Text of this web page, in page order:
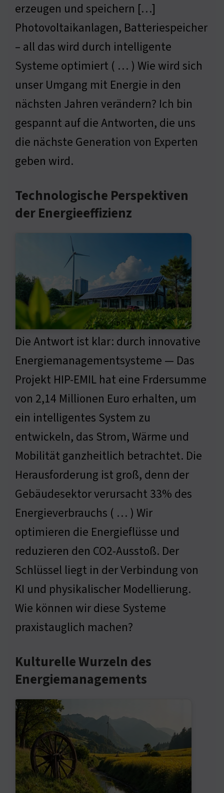
erzeugen und speichern […]
Photovoltaikanlagen, Batteriespeicher
– all das wird durch intelligente
Systeme optimiert ( … ) Wie wird sich
unser Umgang mit Energie in den
nächsten Jahren verändern? Ich bin
gespannt auf die Antworten, die uns
die nächste Generation von Experten
geben wird.
Technologische Perspektiven
der Energieeffizienz
Die Antwort ist klar: durch innovative
Energiemanagementsysteme — Das
Projekt HIP-EMIL hat eine Frdersumme
von 2,14 Millionen Euro erhalten, um
ein intelligentes System zu
entwickeln, das Strom, Wärme und
Mobilität ganzheitlich betrachtet. Die
Herausforderung ist groß, denn der
Gebäudesektor verursacht 33% des
Energieverbrauchs ( … ) Wir
optimieren die Energieflüsse und
reduzieren den CO2-Ausstoß. Der
Schlüssel liegt in der Verbindung von
KI und physikalischer Modellierung.
Wie können wir diese Systeme
praxistauglich machen?
Kulturelle Wurzeln des
Energiemanagements